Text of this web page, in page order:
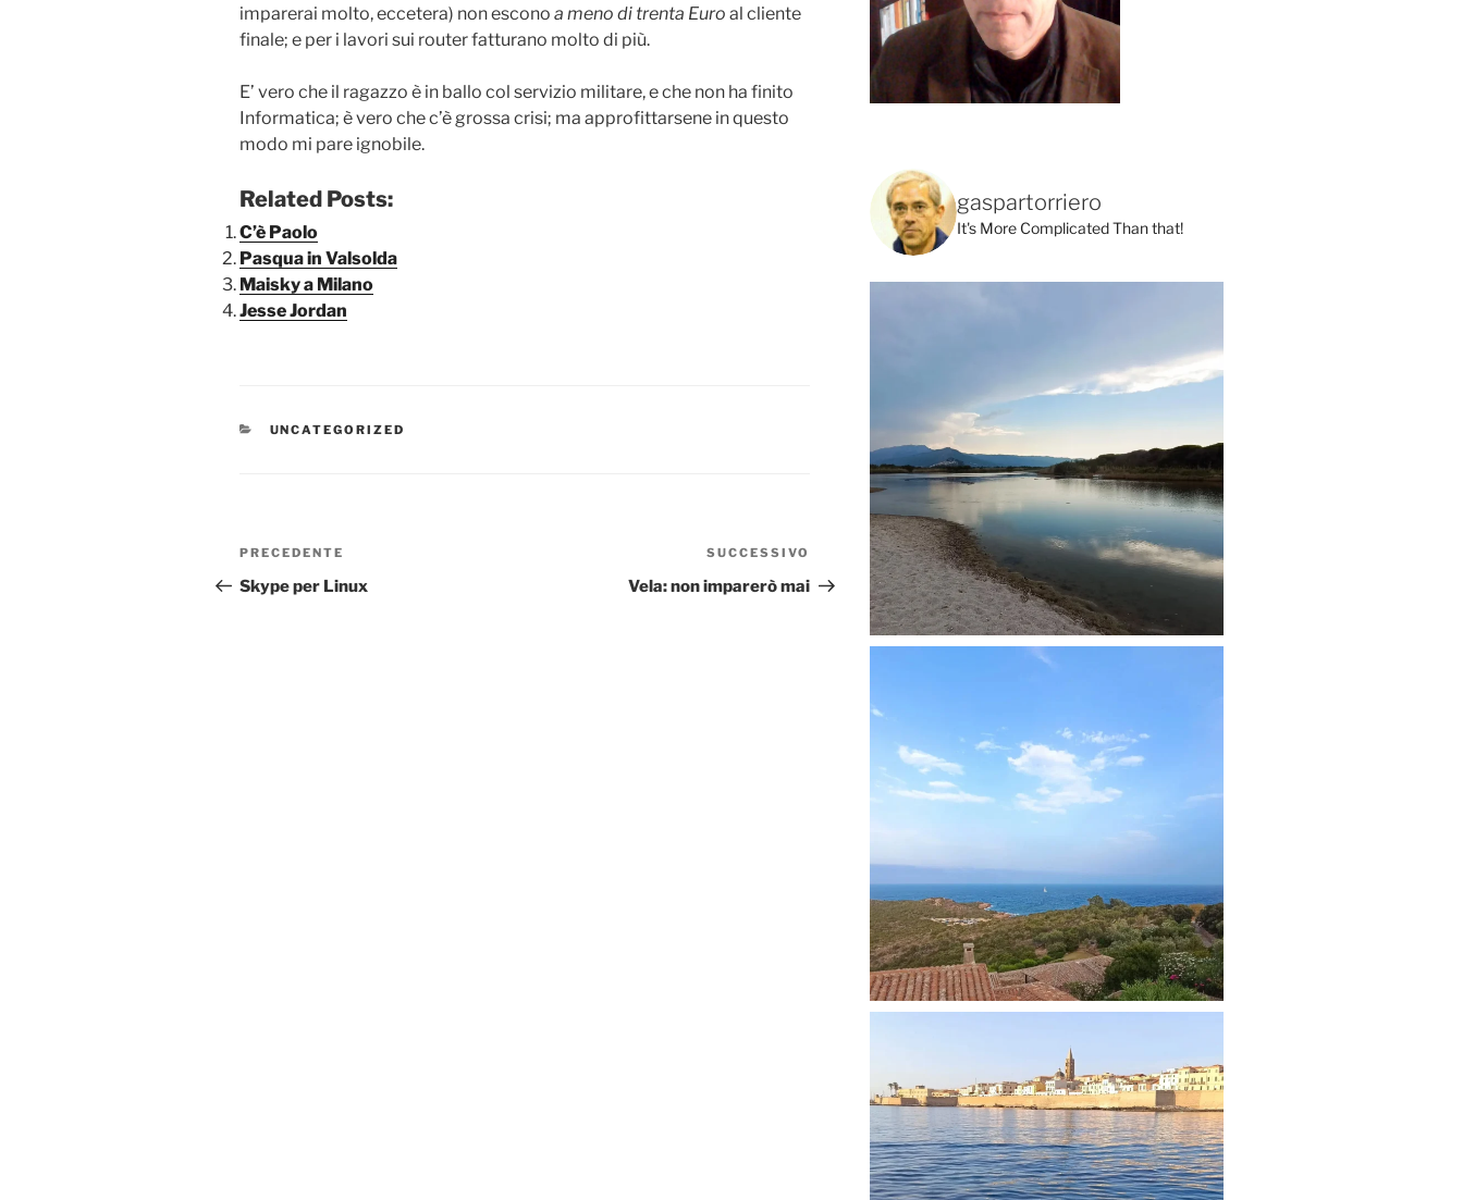
imparerai molto, eccetera) non escono a meno di trenta Euro al cliente
finale; e per i lavori sui router fatturano molto di più.
E’ vero che il ragazzo è in ballo col servizio militare, e che non ha finito
Informatica; è vero che c’è grossa crisi; ma approfittarsene in questo
modo mi pare ignobile.
Related Posts:
C’è Paolo
Pasqua in Valsolda
Maisky a Milano
Jesse Jordan
CATEGORIE
UNCATEGORIZED
Navigazione
articoli
Articolo
precedente:
PRECEDENTE
Skype per Linux
Articolo
successivo
SUCCESSIVO
Vela: non imparerò mai
gaspartorriero
It's More Complicated Than that!